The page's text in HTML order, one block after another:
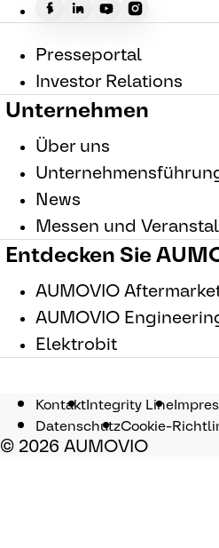
Presseportal
Investor Relations
Unternehmen
Über uns
News
Messen und
Entdecken Sie
AUMOVIO
AUMOVIO
Elektrobit
KontaktIntegrity Line
DatenschutzCookie-
© 2026 AUMOVIO